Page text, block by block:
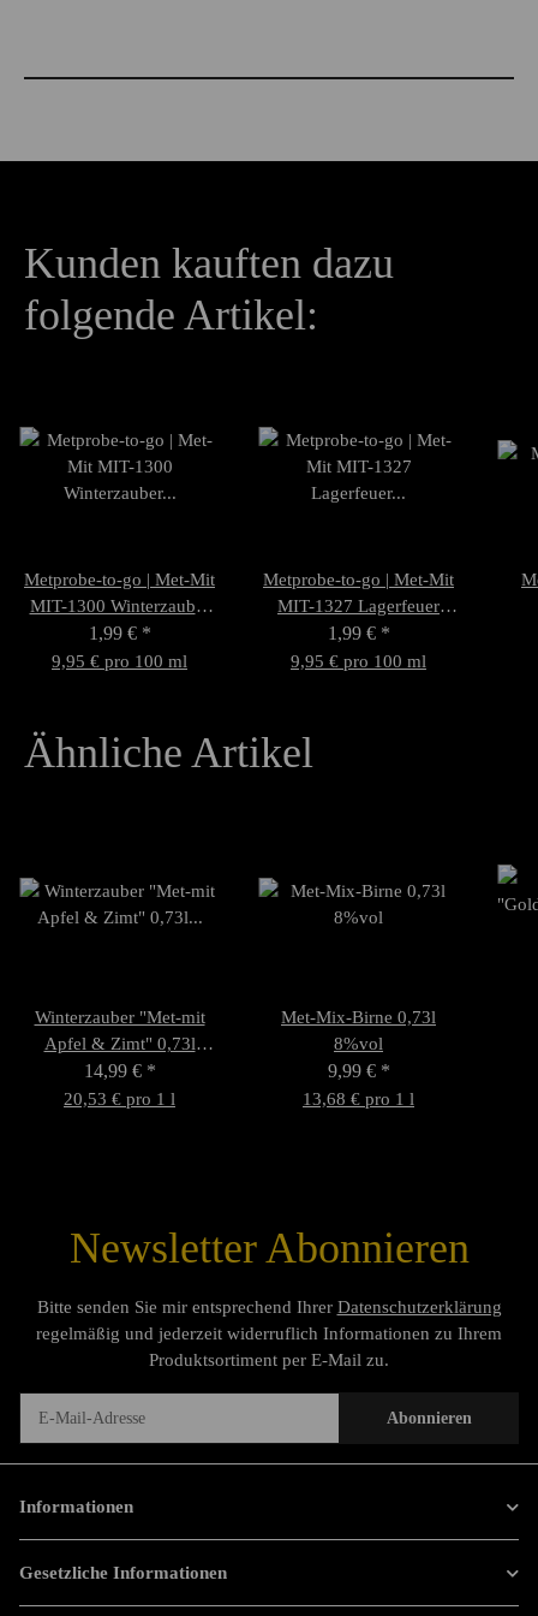
Kunden kauften dazu
folgende Artikel:
Metprobe-to-go | Met-Mit
MIT-1300 Winterzauber
"Apfel & Zimt" 20ml
9%vol
1,99 € *
9,95 € pro 100 ml
Metprobe-to-go | Met-Mit
MIT-1327 Lagerfeuer
"Kirsche & Zimt" 20ml
6%vol
1,99 € *
9,95 € pro 100 ml
Ähnliche Artikel
Winterzauber "Met-mit
Apfel & Zimt" 0,73l
9%vol
14,99 € *
20,53 € pro 1 l
Met-Mix-Birne 0,73l
8%vol
9,99 € *
13,68 € pro 1 l
Newsletter Abonnieren
Bitte senden Sie mir entsprechend Ihrer Datenschutzerklärung
regelmäßig und jederzeit widerruflich Informationen zu Ihrem
Produktsortiment per E-Mail zu.
Abonnieren
Informationen
Gesetzliche Informationen